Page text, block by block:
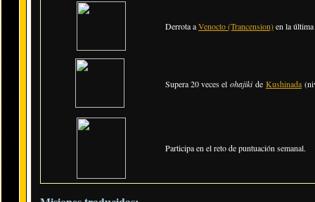
Derrota aVenocto (Trancension)en la
Supera 20 veces el ohajikide Kushinada
Participa en el reto de puntuación semanal.